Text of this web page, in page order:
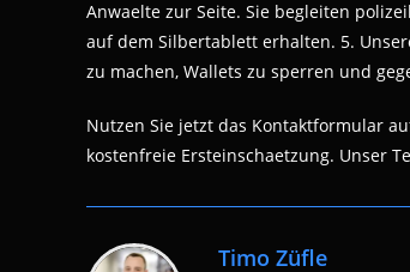
Anwaelte zur Seite. Sie begleiten
auf dem Silbertablett erhalten. 5.
zu machen, Wallets zu sperren und
Nutzen Sie jetzt das Kontaktformular
kostenfreie Ersteinschaetzung. Unser
Timo Züfle